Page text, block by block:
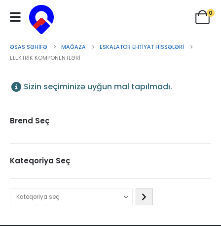
0
ƏSAS SƏHIFƏ MAĞAZA
ESKALATOR EHTIYAT HISSƏLƏRI
ELEKTRIK KOMPONENTLƏRI
Sizin seçiminizə uyğun mal tapılmadı.
Brend Seç
Kateqoriya Seç